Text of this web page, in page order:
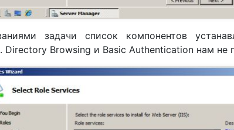
задачи список компонентов
Directory Browsing и Basic Authentication нам не